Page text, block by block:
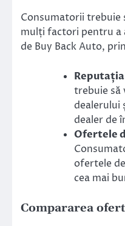
Consumatorii trebuie
mulți factori pentru a
de Buy Back Auto,
trebuie să
dealerului
dealer de
Ofertele
ofertele
cea mai
Compararea